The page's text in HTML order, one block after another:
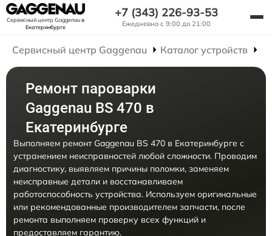
Сервисный центр Gaggenauв
Екатеринбурге
+7 (343) 226-93-53
Ежедневно с 9:00 до 21:00
Сервисный центр Gaggenau Каталог устройств
Ремонт пароварки
Gaggenau BS 470 в
Екатеринбурге
Выполняем ремонт Gaggenau BS 470 в Екатеринбурге с
устранением неисправностей любой сложности. Проводим
диагностику, выявляем причины поломки, заменяем
неисправные детали и восстанавливаем
работоспособность устройства. Используем оригинальные
или рекомендованные производителем запчасти, после
ремонта выполняем проверку всех функций и
предоставляем гарантию.